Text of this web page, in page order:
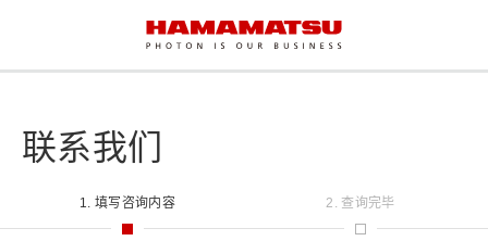
联系我们
1. 填写咨询内容 2. 查询完毕